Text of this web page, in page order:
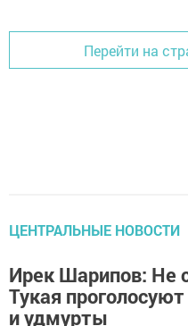
Перейти на
ЦЕНТРАЛЬНЫЕ НОВОСТИ
Ирек Шарипов: Не
Тукая
и удмурты